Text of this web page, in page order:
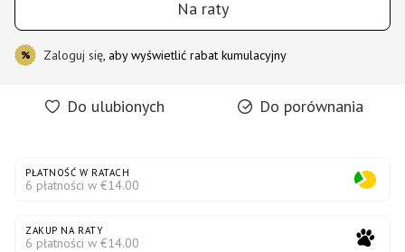
Na raty
% Zaloguj się , aby wyświetlić rabat kumulacyjny
Do ulubionych Do porównania
PŁATNOŚĆ W RATACH
6 płatności w €14.00
ZAKUP NA RATY
6 płatności w €14.00